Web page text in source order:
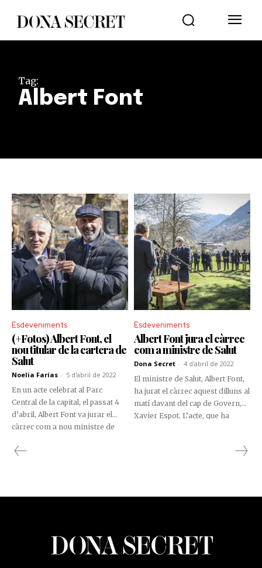
Tag:
Albert Font
Esdeveniments
(+Fotos) Albert Font, el
nou titular de la cartera de
Salut
Noelia Farías - 5 d'abril de 2022
En un acte celebrat al Parc
Central de la capital, el passat 4
d’abril, Albert Font va jurar el
càrrec com a nou ministre de
Xavier Espot.
Esdeveniments
Albert Font jura el càrrec
com a ministre de Salut
Dona Secret - 4 d'abril de 2022
El ministre de Salut, Albert Font,
ha jurat el càrrec aquest dilluns al
matí davant del cap de Govern,
Xavier Espot. L’acte, que ha